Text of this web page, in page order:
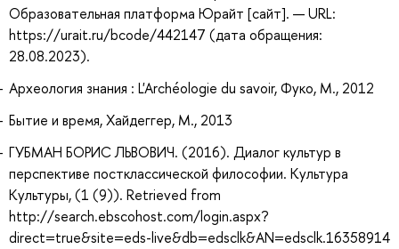
Образовательная платформа Юрайт [сайт]. — URL:
https://urait.ru/bcode/442147 (дата обращения:
28.08.2023).
Археология знания : L'Archéologie du savoir, Фуко, М., 2012
Бытие и время, Хайдеггер, М., 2013
ГУБМАН БОРИС ЛЬВОВИЧ. (2016). Диалог культур в
перспективе постклассической философии. Культура
Культуры, (1 (9)). Retrieved from
http://search.ebscohost.com/login.aspx?
direct=true&site=eds-live&db=edsclk&AN=edsclk.16358914